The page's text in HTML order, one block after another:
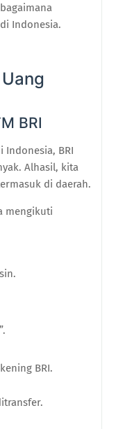
Indonesia.
BRI
Indonesia, BRI
Alhasil, kita
di daerah.
mengikuti
BRI.